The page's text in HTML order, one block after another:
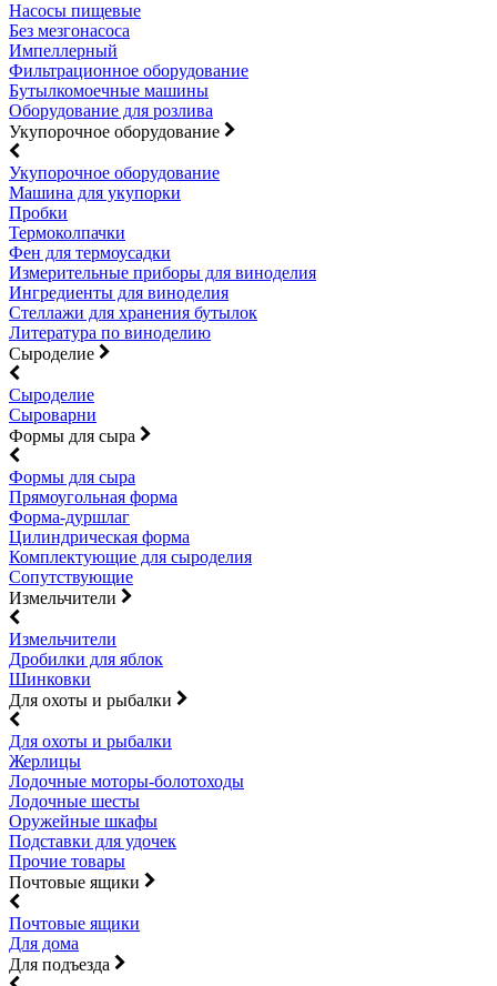
Насосы пищевые
Без мезгонасоса
Импеллерный
Фильтрационное оборудование
Бутылкомоечные машины
Оборудование для розлива
Укупорочное оборудование
Укупорочное оборудование
Машина для укупорки
Пробки
Термоколпачки
Фен для термоусадки
Измерительные приборы для виноделия
Ингредиенты для виноделия
Стеллажи для хранения бутылок
Литература по виноделию
Сыроделие
Сыроделие
Сыроварни
Формы для сыра
Формы для сыра
Прямоугольная форма
Форма-дуршлаг
Цилиндрическая форма
Комплектующие для сыроделия
Сопутствующие
Измельчители
Измельчители
Дробилки для яблок
Шинковки
Для охоты и рыбалки
Для охоты и рыбалки
Жерлицы
Лодочные моторы-болотоходы
Лодочные шесты
Оружейные шкафы
Подставки для удочек
Прочие товары
Почтовые ящики
Почтовые ящики
Для дома
Для подъезда